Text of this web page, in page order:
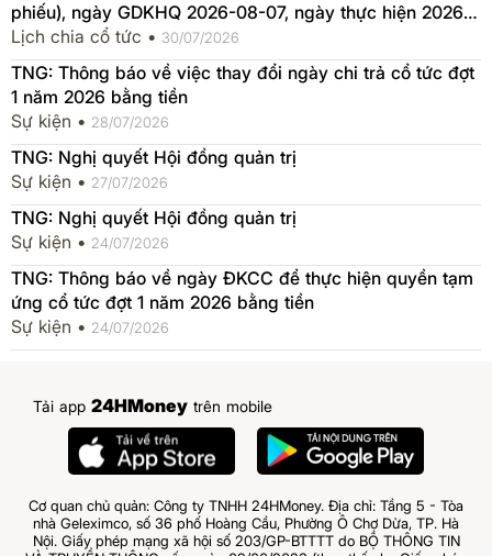
phiếu), ngày GDKHQ 2026-08-07, ngày thực hiện 2026-
08-28
Lịch chia cổ tức • 30/07/2026
TNG: Thông báo về việc thay đổi ngày chi trả cổ tức đợt
1 năm 2026 bằng tiền
Sự kiện • 28/07/2026
TNG: Nghị quyết Hội đồng quản trị
Sự kiện • 27/07/2026
TNG: Nghị quyết Hội đồng quản trị
Sự kiện • 24/07/2026
TNG: Thông báo về ngày ĐKCC để thực hiện quyền tạm
ứng cổ tức đợt 1 năm 2026 bằng tiền
Sự kiện • 24/07/2026
Tải app 24HMoney trên mobile
Cơ quan chủ quản: Công ty TNHH 24HMoney. Địa chỉ: Tầng 5 - Tòa
nhà Geleximco, số 36 phố Hoàng Cầu, Phường Ô Chợ Dừa, TP. Hà
Nội. Giấy phép mạng xã hội số 203/GP-BTTTT do BỘ THÔNG TIN